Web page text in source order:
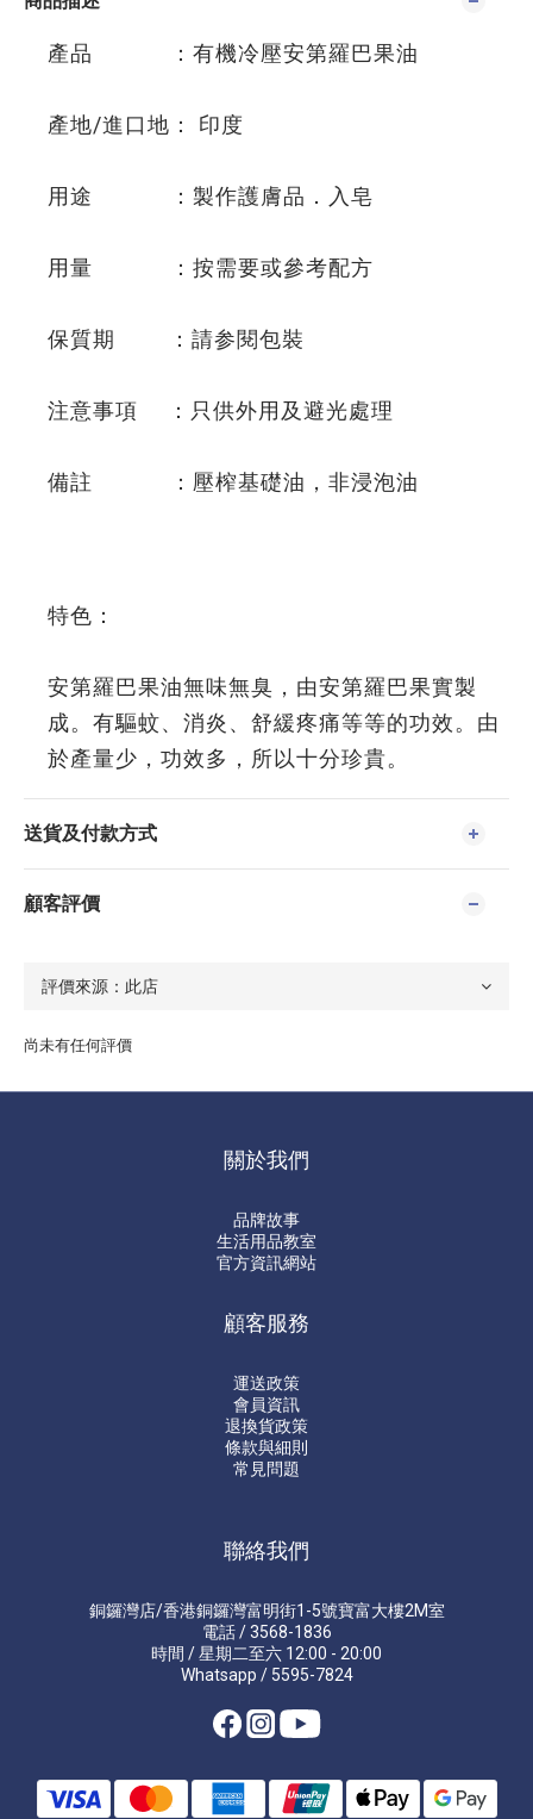
產品 ：有機冷壓安第羅巴果油
產地/進口地： 印度
用途 ：製作護膚品．入皂
用量 ：按需要或參考配方
保質期 ：請参閱包裝
注意事項 ：只供外用及避光處理
備註 ：壓榨基礎油，非浸泡油
特色：
安第羅巴果油無味無臭，由安第羅巴果實製
成。有驅蚊、消炎、舒緩疼痛等等的功效。由
於產量少，功效多，所以十分珍貴。
送貨及付款方式
顧客評價
尚未有任何評價
關於我們
品牌故事
生活用品教室
官方資訊網站
顧客服務
運送政策
會員資訊
退換貨政策
條款與細則
常見問題
聯絡我們
銅鑼灣店/香港銅鑼灣富明街1-5號寶富大樓2M室
電話 / 3568-1836
時間 / 星期二至六 12:00 - 20:00
Whatsapp / 5595-7824